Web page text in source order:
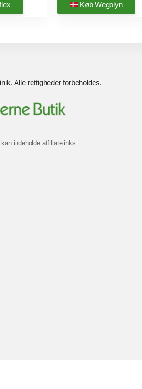
was:
Køb Wegolyn
Alle rettigheder forbeholdes.
kan indeholde affiliatelinks.